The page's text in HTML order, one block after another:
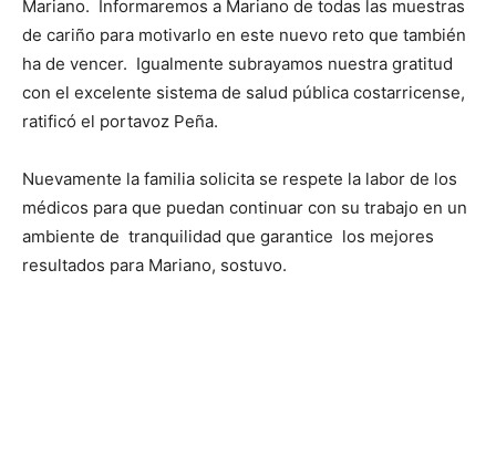
Mariano. Informaremos a Mariano de todas las muestras
de cariño para motivarlo en este nuevo reto que también
ha de vencer. Igualmente subrayamos nuestra gratitud
con el excelente sistema de salud pública costarricense,
ratificó el portavoz Peña.
Nuevamente la familia solicita se respete la labor de los
médicos para que puedan continuar con su trabajo en un
ambiente de tranquilidad que garantice los mejores
resultados para Mariano, sostuvo.